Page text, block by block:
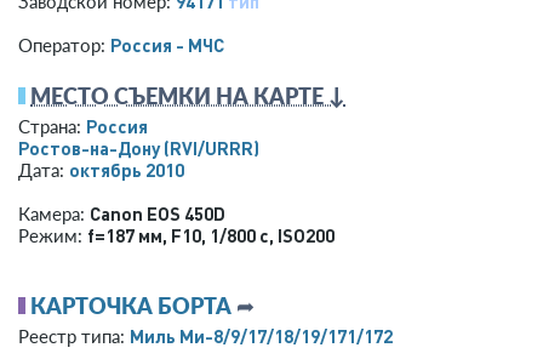
Оператор: Россия - МЧС
МЕСТО СЪЕМКИ НА КАРТЕ ↓
Страна: Россия
Ростов-на-Дону(RVI/URRR)
Дата: октябрь 2010
Камера: Canon EOS 450D
Режим: f=187 мм, F10, 1/800 с, ISO200
КАРТОЧКА БОРТА ➦
Реестр типа: Миль Ми-8/9/17/18/19/171/172